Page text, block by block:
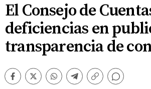
El Consejo de
deficiencias en
transparencia de
Facebook
TwitterWhatsappTelegram
Copiar
Comentarios